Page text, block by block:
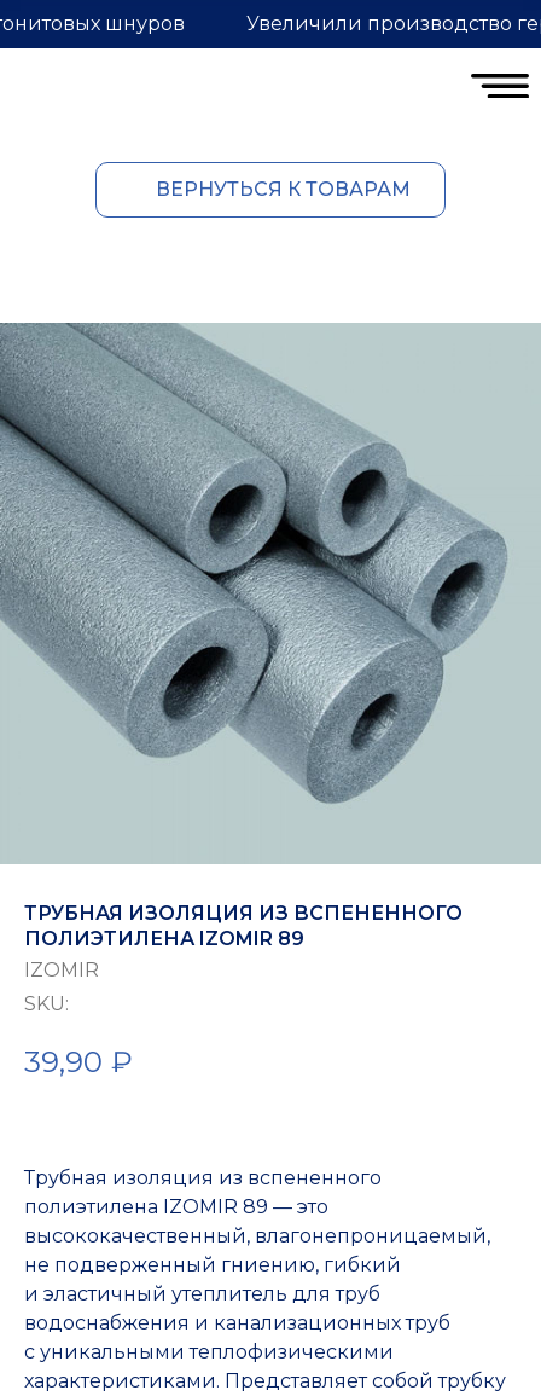
Увеличили производство
шнуров
ВЕРНУТЬСЯ К ТОВАРАМ
ТРУБНАЯ ИЗОЛЯЦИЯ ИЗ ВСПЕНЕННОГО
ПОЛИЭТИЛЕНА IZOMIR 89
IZOMIR
SKU:
39,90 ₽
Трубная изоляция из вспененного
полиэтилена IZOMIR 89 — это
высококачественный, влагонепроницаемый,
не подверженный гниению, гибкий
и эластичный утеплитель для труб
водоснабжения и канализационных труб
с уникальными теплофизическими
характеристиками. Представляет собой трубку